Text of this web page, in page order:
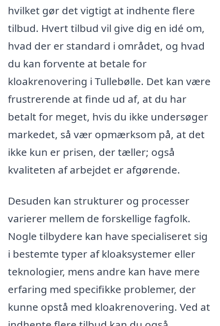
hvilket gør det vigtigt at indhente flere
tilbud. Hvert tilbud vil give dig en idé om,
hvad der er standard i området, og hvad
du kan forvente at betale for
kloakrenovering i Tullebølle. Det kan være
frustrerende at finde ud af, at du har
betalt for meget, hvis du ikke undersøger
markedet, så vær opmærksom på, at det
ikke kun er prisen, der tæller; også
kvaliteten af arbejdet er afgørende.
Desuden kan strukturer og processer
varierer mellem de forskellige fagfolk.
Nogle tilbydere kan have specialiseret sig
i bestemte typer af kloaksystemer eller
teknologier, mens andre kan have mere
erfaring med specifikke problemer, der
kunne opstå med kloakrenovering. Ved at